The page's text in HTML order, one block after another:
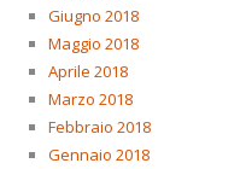
Giugno 2018
Maggio 2018
Aprile 2018
Marzo 2018
Febbraio 2018
Gennaio 2018